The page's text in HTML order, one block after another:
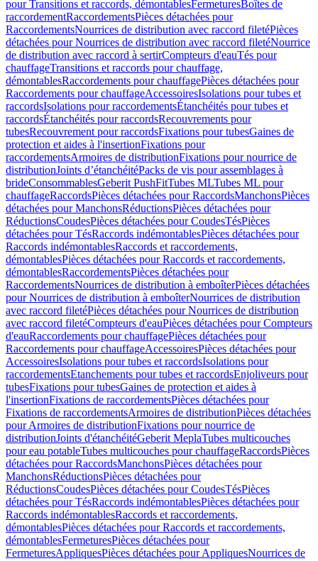
pour Transitions et raccords, démontablesFermeturesBoîtes de
raccordementRaccordementsPièces détachées pour
RaccordementsNourrices de distribution avec raccord filetéPièces
détachées pour Nourrices de distribution avec raccord filetéNourrice
de distribution avec raccord à sertirCompteurs d'eauTés pour
chauffageTransitions et raccords pour chauffage,
démontablesRaccordements pour chauffagePièces détachées pour
Raccordements pour chauffageAccessoiresIsolations pour tubes et
raccordsIsolations pour raccordementsÉtanchéités pour tubes et
raccordsÉtanchéités pour raccordsRecouvrements pour
tubesRecouvrement pour raccordsFixations pour tubesGaines de
protection et aides à l'insertionFixations pour
raccordementsArmoires de distributionFixations pour nourrice de
distributionJoints d’étanchéitéPacks de vis pour assemblages à
brideConsommablesGeberit PushFitTubes MLTubes ML pour
chauffageRaccordsPièces détachées pour RaccordsManchonsPièces
détachées pour ManchonsRéductionsPièces détachées pour
RéductionsCoudesPièces détachées pour CoudesTésPièces
détachées pour TésRaccords indémontablesPièces détachées pour
Raccords indémontablesRaccords et raccordements,
démontablesPièces détachées pour Raccords et raccordements,
démontablesRaccordementsPièces détachées pour
RaccordementsNourrices de distribution à emboîterPièces détachées
pour Nourrices de distribution à emboîterNourrices de distribution
avec raccord filetéPièces détachées pour Nourrices de distribution
avec raccord filetéCompteurs d'eauPièces détachées pour Compteurs
d'eauRaccordements pour chauffagePièces détachées pour
Raccordements pour chauffageAccessoiresPièces détachées pour
AccessoiresIsolations pour tubes et raccordsIsolations pour
raccordementsEtanchements pour tubes et raccordsEnjoliveurs pour
tubesFixations pour tubesGaines de protection et aides à
l'insertionFixations de raccordementsPièces détachées pour
Fixations de raccordementsArmoires de distributionPièces détachées
pour Armoires de distributionFixations pour nourrice de
distributionJoints d'étanchéitéGeberit MeplaTubes multicouches
pour eau potableTubes multicouches pour chauffageRaccordsPièces
détachées pour RaccordsManchonsPièces détachées pour
ManchonsRéductionsPièces détachées pour
RéductionsCoudesPièces détachées pour CoudesTésPièces
détachées pour TésRaccords indémontablesPièces détachées pour
Raccords indémontablesRaccords et raccordements,
démontablesPièces détachées pour Raccords et raccordements,
démontablesFermeturesPièces détachées pour
FermeturesAppliquesPièces détachées pour AppliquesNourrices de